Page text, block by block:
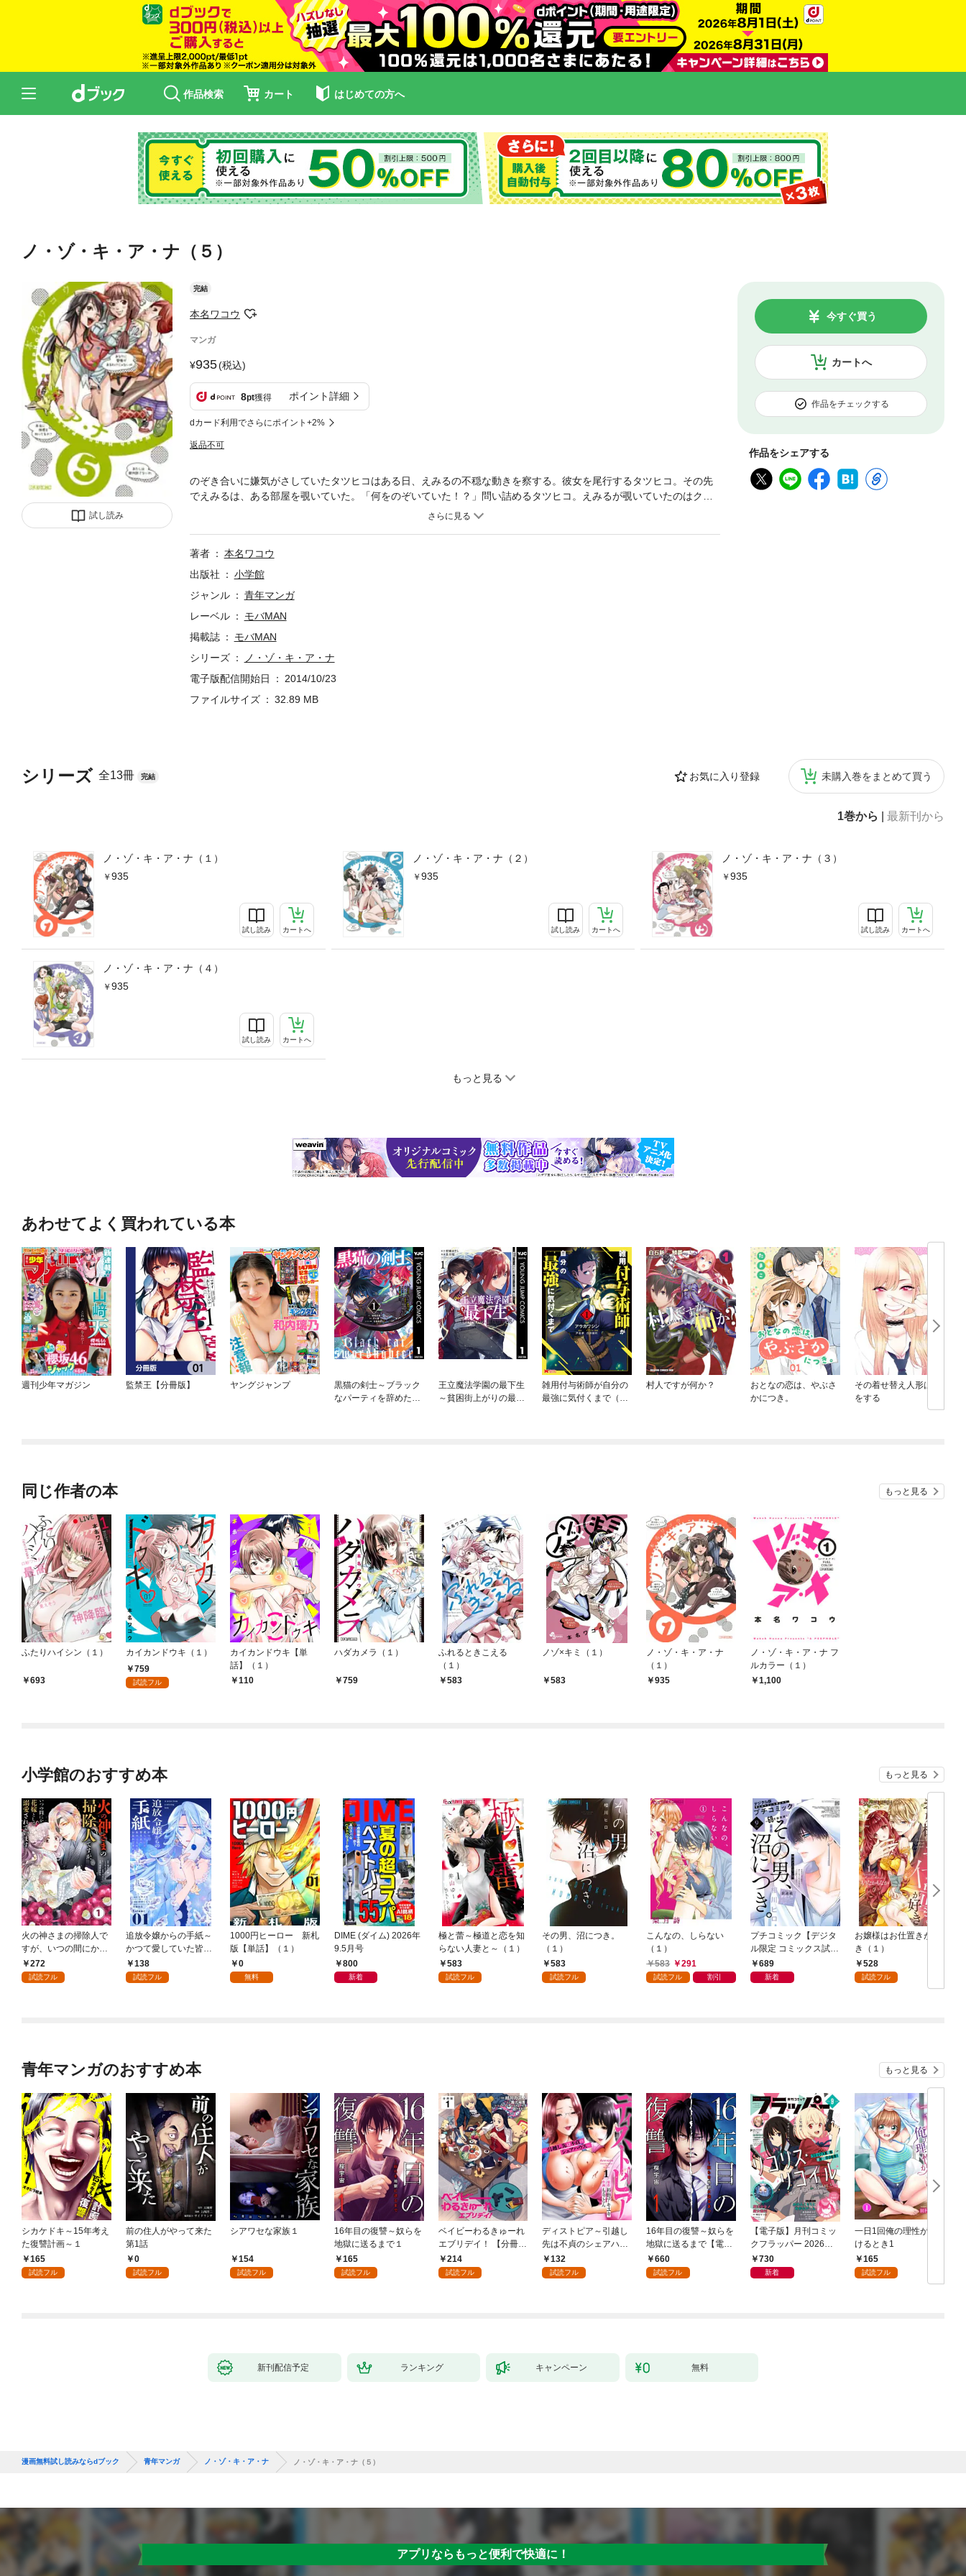
作品検索 カート はじめての方へ
ノ・ゾ・キ・ア・ナ（５）
試し読み
完結
本名ワコウ
マンガ
935(税込)
8pt獲得 ポイント詳細
dカード利用でさらにポイント+2%
返品不可
カートへ
今すぐ買う
作品をチェックする
作品をシェアする
シリーズ 全13冊 完結 お気に入り登録 未購入巻をまとめて買う
1巻から 最新刊から
ノ・ゾ・キ・ア・ナ（１）
935
試し読み カートへ
ノ・ゾ・キ・ア・ナ（２）
935
試し読み カートへ
ノ・ゾ・キ・ア・ナ（３）
935
試し読み カートへ
ノ・ゾ・キ・ア・ナ（４）
935
試し読み カートへ
もっと見る
のぞき合いに嫌気がさしていたタツヒコはある日、えみるの不穏な動きを察する。彼女を尾行するタツヒコ。その先
でえみるは、ある部屋を覗いていた。「何をのぞいていた！？」問い詰めるタツヒコ。えみるが覗いていたのはクラ
ブのVIPルーム。その部屋を覗こうとするタツヒコを必死で止めようとするえみる。一体部屋には誰が…？
著者
本名ワコウ
出版社
小学館
ジャンル
青年マンガ
レーベル
モバMAN
掲載誌
モバMAN
シリーズ
ノ・ゾ・キ・ア・ナ
電子版配信開始日
2014/10/23
ファイルサイズ
32.89 MB
あわせてよく買われている本
週刊少年マガジン 監禁王【分冊版】 ヤングジャンプ
黒猫の剣士～ブラック
なパーティを辞めたら
王立魔法学園の最下生
～貧困街上がりの最強
雑用付与術師が自分の
最強に気付くまで（コ
村人ですが何か？
おとなの恋は、やぶさ
かにつき。
その着せ替え人形は恋
をする
同じ作者の本 もっと見る
ふたりハイシン（１）
693
カイカンドウキ（１）
759
試読フル
カイカンドウキ【単
話】（１）
110
ハダカメラ（１）
759
ふれるときこえる
（１）
583
ノゾ×キミ（１）
583
ノ・ゾ・キ・ア・ナ
（１）
935
ノ・ゾ・キ・ア・ナ フ
ルカラー（１）
1,100
小学館のおすすめ本 もっと見る
火の神さまの掃除人で
すが、いつの間にか花
嫁として溺愛されてい
ます【単話】（１）
272
試読フル
追放令嬢からの手紙～
かつて愛していた皆さ
まへ 私のことなどお忘
れですか？～【単話】
138
試読フル
1000円ヒーロー 新札
版【単話】（１）
0
無料
DIME (ダイム) 2026年
9.5月号
800
新着
極と蕾～極道と恋を知
らない人妻と～（１）
583
試読フル
その男、沼につき。
（１）
583
試読フル
こんなの、しらない
（１）
583
291
試読フル 割引
プチコミック【デジタ
ル限定 コミックス試し
読み特典付き】 2026
年9月号（2026年8月7
689
新着
お嬢様はお仕置きが好
き（１）
528
試読フル
青年マンガのおすすめ本 もっと見る
シカケドキ～15年考え
た復讐計画～１
165
試読フル
前の住人がやって来た
第1話
0
試読フル
シアワセな家族１
154
試読フル
16年目の復讐～奴らを
地獄に送るまで１
165
試読フル
ベイビーわるきゅーれ
エブリデイ！ 【分冊
版】 1
214
試読フル
ディストピア～引越し
先は不貞のシェアハウ
ス～１
132
試読フル
16年目の復讐～奴らを
地獄に送るまで【電子
単行本版】１
660
試読フル
【電子版】月刊コミッ
クフラッパー 2026年9
月号730
新着
一日1回俺の理性が負
けるとき1
165
試読フル
新刊配信予定 ランキング キャンペーン 無料
漫画無料試し読みならdブック 青年マンガ ノ・ゾ・キ・ア・ナ ノ・ゾ・キ・ア・ナ（５）
アプリならもっと便利で快適に！